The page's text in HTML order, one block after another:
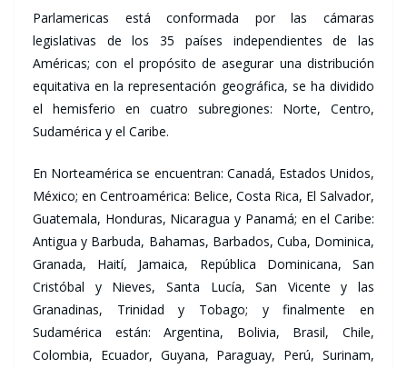
Parlamericas está conformada por las cámaras
legislativas de los 35 países independientes de las
Américas; con el propósito de asegurar una distribución
equitativa en la representación geográfica, se ha dividido
el hemisferio en cuatro subregiones: Norte, Centro,
Sudamérica y el Caribe.
En Norteamérica se encuentran: Canadá, Estados Unidos,
México; en Centroamérica: Belice, Costa Rica, El Salvador,
Guatemala, Honduras, Nicaragua y Panamá; en el Caribe:
Antigua y Barbuda, Bahamas, Barbados, Cuba, Dominica,
Granada, Haití, Jamaica, República Dominicana, San
Cristóbal y Nieves, Santa Lucía, San Vicente y las
Granadinas, Trinidad y Tobago; y finalmente en
Sudamérica están: Argentina, Bolivia, Brasil, Chile,
Colombia, Ecuador, Guyana, Paraguay, Perú, Surinam,